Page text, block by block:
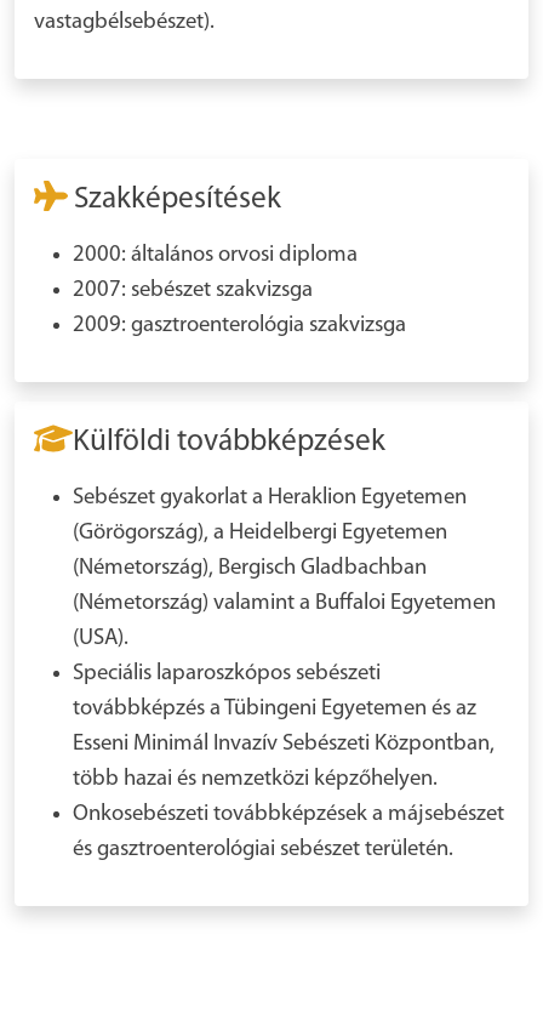
vastagbélsebészet).
Szakképesítések
2000: általános orvosi diploma
2007: sebészet szakvizsga
2009: gasztroenterológia szakvizsga
Külföldi továbbképzések
Sebészet gyakorlat a Heraklion Egyetemen
(Görögország), a Heidelbergi Egyetemen
(Németország), Bergisch Gladbachban
(Németország) valamint a Buffaloi Egyetemen
(USA).
Speciális laparoszkópos sebészeti
továbbképzés a Tübingeni Egyetemen és az
Esseni Minimál Invazív Sebészeti Központban,
több hazai és nemzetközi képzőhelyen.
Onkosebészeti továbbképzések a májsebészet
és gasztroenterológiai sebészet területén.